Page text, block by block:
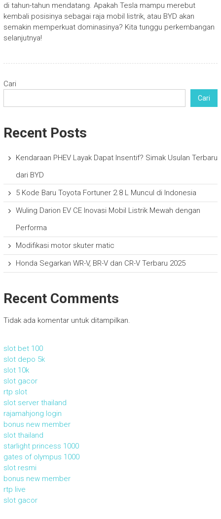
di tahun-tahun mendatang. Apakah Tesla mampu merebut
kembali posisinya sebagai raja mobil listrik, atau BYD akan
semakin memperkuat dominasinya? Kita tunggu perkembangan
selanjutnya!
Cari
Cari
Recent Posts
Kendaraan PHEV Layak Dapat Insentif? Simak Usulan Terbaru
dari BYD
5 Kode Baru Toyota Fortuner 2.8 L Muncul di Indonesia
Wuling Darion EV CE Inovasi Mobil Listrik Mewah dengan
Performa
Modifikasi motor skuter matic
Honda Segarkan WR-V, BR-V dan CR-V Terbaru 2025
Recent Comments
Tidak ada komentar untuk ditampilkan.
slot bet 100
slot depo 5k
slot 10k
slot gacor
rtp slot
slot server thailand
rajamahjong login
bonus new member
slot thailand
starlight princess 1000
gates of olympus 1000
slot resmi
bonus new member
rtp live
slot gacor